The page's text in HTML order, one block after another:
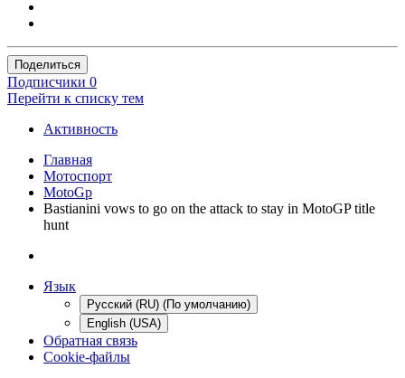
Поделиться
Подписчики 0
Перейти к списку тем
Активность
Главная
Мотоспорт
MotoGp
Bastianini vows to go on the attack to stay in MotoGP title
hunt
Язык
Русский (RU) (По умолчанию)
English (USA)
Обратная связь
Cookie-файлы